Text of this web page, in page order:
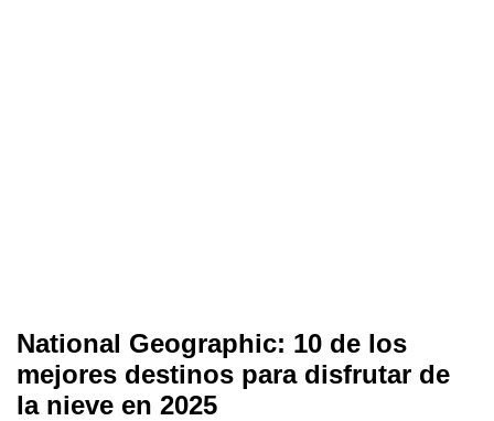
National Geographic: 10 de los
mejores destinos para disfrutar de
la nieve en 2025